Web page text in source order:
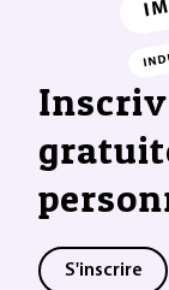
S'inscrire